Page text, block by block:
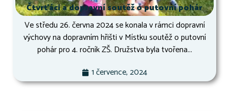
Čtvrťáci a dopravní soutěž o putovní pohár
Ve středu 26. června 2024 se konala v rámci dopravní
výchovy na dopravním hřišti v Místku soutěž o putovní
pohár pro 4. ročník ZŠ. Družstva byla tvořena...
1 července, 2024